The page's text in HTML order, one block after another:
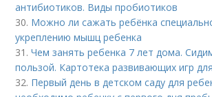
антибиотиков. Виды пробиотиков
30. Можно ли сажать ребёнка
укреплению мышц ребенка
31.Чем занять ребенка 7 лет дома.
пользой. Картотека развивающих игр
32. Первый день в детском саду для